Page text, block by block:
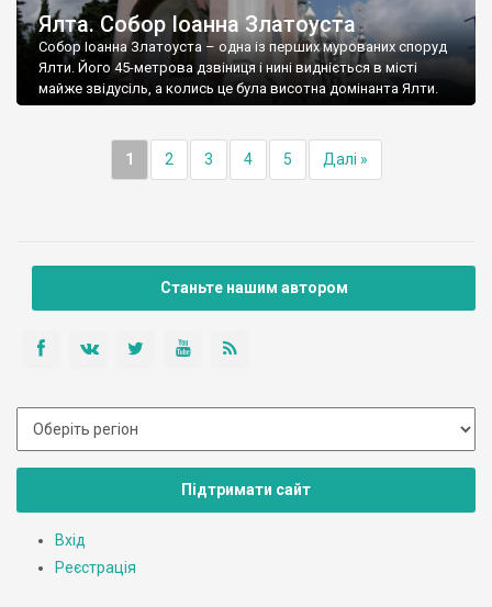
Ялта. Собор Іоанна Златоуста
Собор Іоанна Златоуста – одна із перших мурованих споруд
Ялти. Його 45-метрова дзвіниця і нині видніється в місті
майже звідусіль, а колись це була висотна домінанта Ялти.
1 2 3 4 5 Далі »
Станьте нашим автором
Підтримати сайт
Вхід
Реєстрація